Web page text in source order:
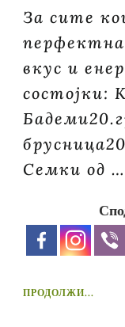
За сите
вкус и
состојки:
Семки од …
ПРОДОЛЖИ...